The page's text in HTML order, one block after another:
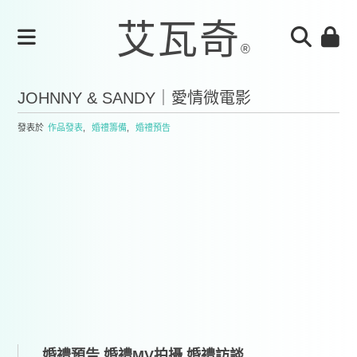
JOHNNY & SANDY｜愛情微電影
發表於 作品發表 婚禮籌備 婚禮預告